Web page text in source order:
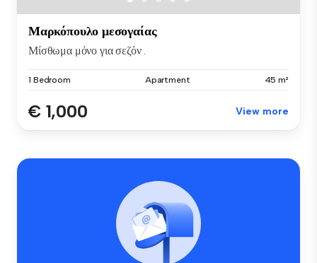
Μαρκόπουλο μεσογαίας
Μίσθωμα μόνο για σεζόν .
1 Bedroom Apartment 45 m²
€ 1,000 View more